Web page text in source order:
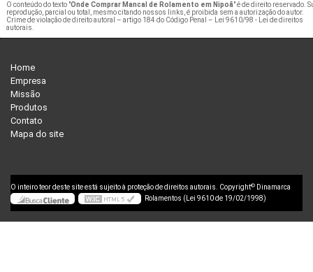
O conteúdo do texto "Onde Comprar Mancal de Rolamento em Nipoã" é de direito reservado.
reprodução, parcial ou total, mesmo citando nossos links, é proibida sem a autorização do autor.
Crime de violação de direito autoral – artigo 184 do Código Penal – Lei 9610/98 - Lei de direitos
autorais.
Home
Empresa
Missão
Produtos
Contato
Mapa do site
O inteiro teor deste site está sujeito à proteção de direitos autorais. Copyright© Dinamarca
Rolamentos (Lei 9610 de 19/02/1998)